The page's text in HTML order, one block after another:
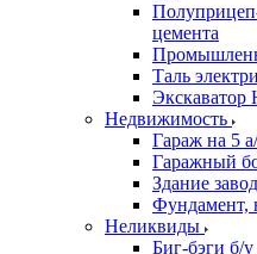
цемента
Таль
Недвижимость
Гараж на 5
Гаражный
Здание
Фундамент,
Неликвиды
Биг-бэги б/у